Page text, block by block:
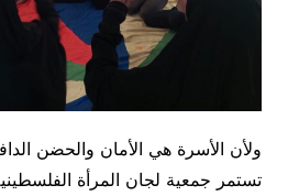
ولأن الأسرة هي الأمان والحضن
تستمر جمعية لجان المرأة